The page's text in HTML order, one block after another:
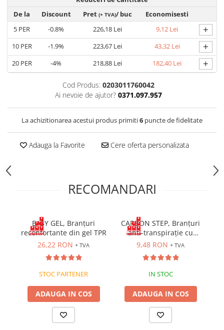
Antichimice | Multirisc
Halate | Sorturi Antichimice |
Multirisc
Jachete | Bluze Antichimice |
Multirisc
Pantaloni Antichimici | Multirisc
Îmbrăcăminte IGNIFUGĂ (ANTI-
Cagule | Capisoane Ignifuge
Costume | Combinezoane Ignifuge
Mânecuțe Ignifuge
Pantaloni Ignifugi
Pantofi outdoor
Pantofi de lucru O1
Pantofi de lucru O2
Pantofi de protecție S1
Pantofi de protecție OB
Pantofi de protecție SB
Pantofi de protecție S1P
Pantofi de protecție S2
De la
Discount Pret (+ TVA)/ buc
Economisesti
5 PER -0.8% 226,18 Lei 9,12 Lei +
10PER -1.9% 223,67 Lei 43,32 Lei +
20PER -4% 218,88 Lei 182,40 Lei +
Cod Produs: 0203011760042
Ai nevoie de ajutor? 0371.097.957
La achizitionarea acestui produs primiti6 puncte de fidelitate
Adauga la Favorite Cere oferta personalizata
RECOMANDARI
EASY GEL, Branțuri
reconfortante din gel TPR
26,22 RON + TVA
STOC PARTENER
ADAUGA IN COS
CARBON STEP, Branțuri
anti-transpirație cu
carbune activ
9,48 RON + TVA
IN STOC
ADAUGA IN COS